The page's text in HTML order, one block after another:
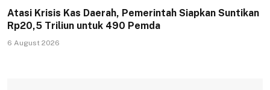
Atasi Krisis Kas Daerah, Pemerintah Siapkan Suntikan
Rp20,5 Triliun untuk 490 Pemda
6 August 2026